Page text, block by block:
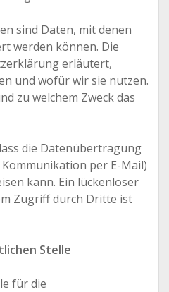
sind Daten, mit denen
werden können. Die
erläutert,
und wofür wir sie nutzen.
zu welchem Zweck das
die Datenübertragung
per E-Mail)
kann. Ein lückenloser
Zugriff durch Dritte ist
Stelle
für die